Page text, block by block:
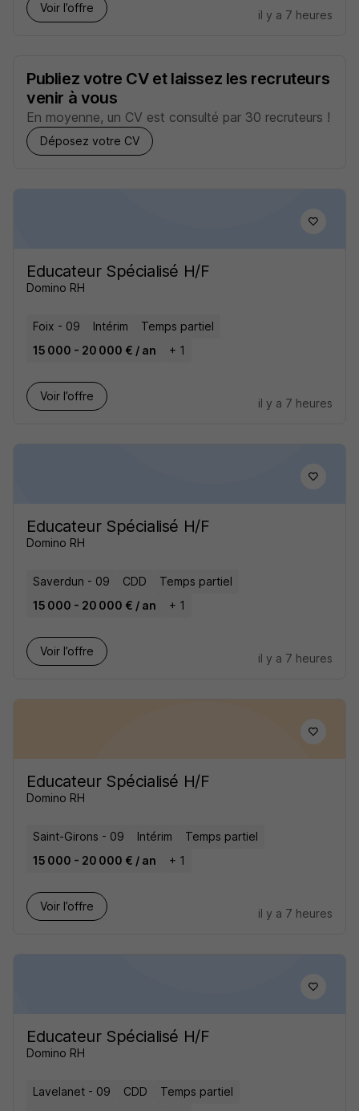
Voir l’offre
il y a 7 heures
Publiez votre CV et laissez les recruteurs
venir à vous
En moyenne, un CV est consulté par 30 recruteurs !
Déposez votre CV
Educateur Spécialisé H/F
Domino RH
Foix - 09 Intérim
Temps partiel
15 000 - 20 000 € / an
+ 1
Voir l’offre
il y a 7 heures
Educateur Spécialisé H/F
Domino RH
Saverdun - 09 CDD
Temps partiel
15 000 - 20 000 € / an
+ 1
Voir l’offre
il y a 7 heures
Educateur Spécialisé H/F
Domino RH
Saint-Girons - 09 Intérim
Temps partiel
15 000 - 20 000 € / an
+ 1
Voir l’offre
il y a 7 heures
Educateur Spécialisé H/F
Domino RH
Lavelanet - 09 CDD
Temps partiel